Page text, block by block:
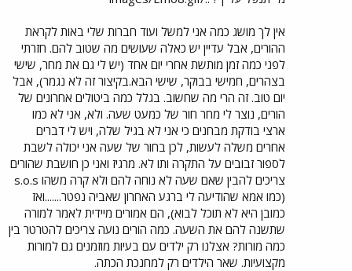
אין לך מושג כמה אני למשל ועוד חברות שלי באות לקראת
ההורים, אבל עדיין יש כאלה שעושים מה שטוב להם. חזרתי
לפני כמה זמן מותשת אחרי יום אחד (יש לי גם את מחר, שישי
בצהרים, חמישי בבוקר, שישי הבא.בקיצור זה לא נגמר), אבל
יום טוב. זה הרי מה שחשוב. בגלל כמה ביטולים אחרונים של
הורים, נוצר לי מחר חור של כמעט שעה. ולא, אני לא כמו
ארצי בודקת מבחנים כי אני לא בגיל שלה, ויש לי דברים
אחרים משלה לעשות, לכן בחור של שעה אני יכולה לשבת
לספור זבובים על התקרה ותו לא. מרגיז ואני כן חושבת שהורים
צריכים להבין שאם שעה לא נוחה להם ולא קרה משהו s.o.s
(כמו אמא שהודיעה לי ברגע האחרון שאביה נפטר.......ואז
כמובן היא לא תוכל לבוא), הם אמורים מיידית לאמר למורה
שתשנה להם את השעה. כמה הורים נועה צריכים להטרטר בין
כמה מורות? אצלנו רק ילדים עם בעיות מוזמנים גם למורות
מקצועיות. שאר הילדים רק למחנכת הכתה.